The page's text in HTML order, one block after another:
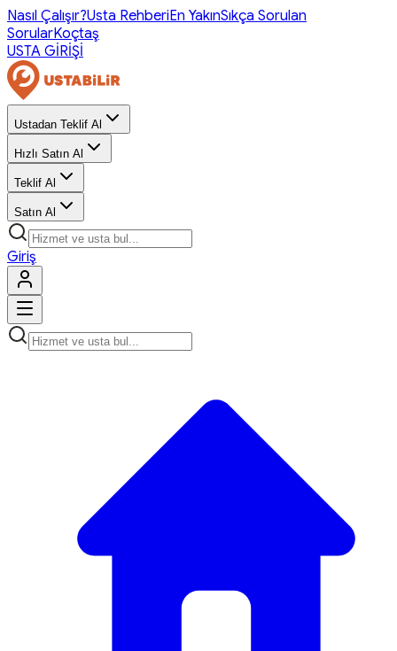
Nasıl Çalışır?Usta RehberiEn YakınSıkça Sorulan
SorularKoçtaş
USTA GİRİŞİ
Ustadan Teklif Al
Hızlı Satın Al
Teklif Al
Satın Al
Giriş